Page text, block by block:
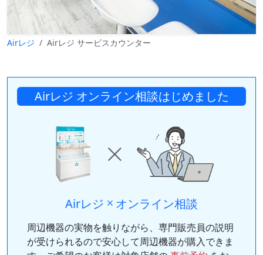
Airレジ Airレジ サービスカウンター
Airレジ オンライン相談はじめました
Airレジ オンライン相談
周辺機器の実物を触りながら、専門販売員の説明
が受けられるので安心して周辺機器が購入できま